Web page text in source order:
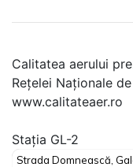
Calitatea aerului
Rețelei Naționale
www.calitateaer.ro
Stația GL-2